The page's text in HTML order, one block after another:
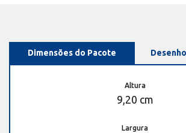
Dimensões do Pacote
Altura
9,20 cm
Largura